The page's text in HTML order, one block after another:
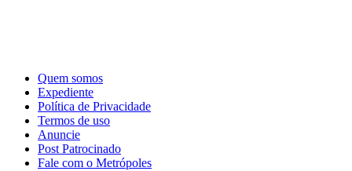
Quem somos
Expediente
Política de Privacidade
Termos de uso
Anuncie
Post Patrocinado
Fale com o Metrópoles